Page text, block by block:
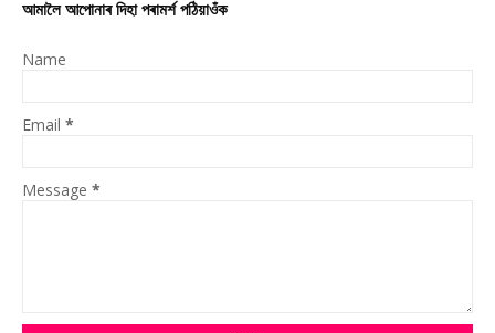
আমালৈ আপোনাৰ দিহা পৰামৰ্শ পঠিয়াওঁক
Name
Email *
Message *